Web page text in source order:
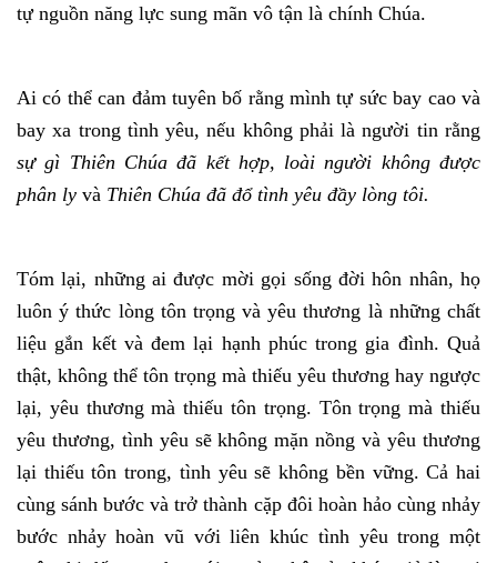
tự nguồn năng lực sung mãn vô tận là chính Chúa.
Ai có thể can đảm tuyên bố rằng mình tự sức bay cao và
bay xa trong tình yêu, nếu không phải là người tin rằng
sự gì Thiên Chúa đã kết hợp, loài người không được
phân ly và Thiên Chúa đã đổ tình yêu đầy lòng tôi.
Tóm lại, những ai được mời gọi sống đời hôn nhân, họ
luôn ý thức lòng tôn trọng và yêu thương là những chất
liệu gắn kết và đem lại hạnh phúc trong gia đình. Quả
thật, không thể tôn trọng mà thiếu yêu thương hay ngược
lại, yêu thương mà thiếu tôn trọng. Tôn trọng mà thiếu
yêu thương, tình yêu sẽ không mặn nồng và yêu thương
lại thiếu tôn trong, tình yêu sẽ không bền vững. Cả hai
cùng sánh bước và trở thành cặp đôi hoàn hảo cùng nhảy
bước nhảy hoàn vũ với liên khúc tình yêu trong một